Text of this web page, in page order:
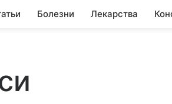
Болезни Лекарства